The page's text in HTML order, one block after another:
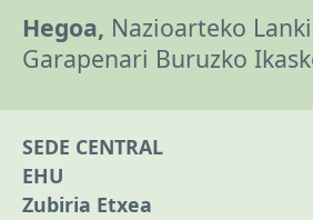
Hegoa, Nazioarteko
Garapenari Buruzko
SEDE CENTRAL
EHU
Zubiria Etxea